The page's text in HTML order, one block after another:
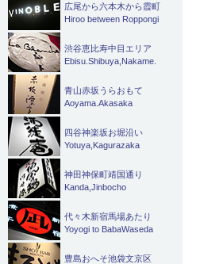
広尾から六本木から霞町
Hiroo between Roppongi
渋谷恵比寿中目エリア
Ebisu.Shibuya,Nakame.
青山赤坂うらおもて
Aoyama.Akasaka
四谷神楽坂お堀沿い
Yotuya,Kagurazaka
神田神保町靖国通り
Kanda,Jinbocho
代々木新宿馬場あたり
Yoyogi to BabaWaseda
豊島おへそ池袋文京区